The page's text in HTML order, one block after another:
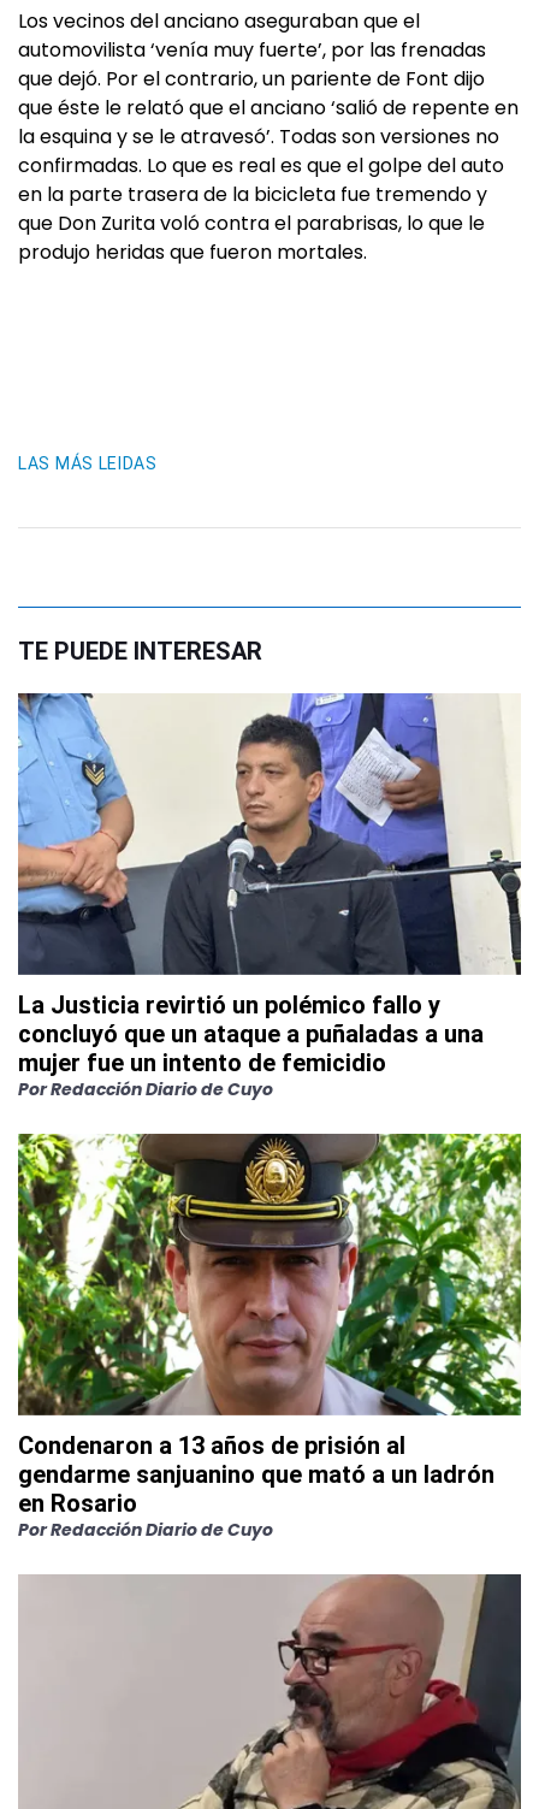
Los vecinos del anciano aseguraban que el
automovilista ‘venía muy fuerte’, por las frenadas
que dejó. Por el contrario, un pariente de Font dijo
que éste le relató que el anciano ‘salió de repente en
la esquina y se le atravesó’. Todas son versiones no
confirmadas. Lo que es real es que el golpe del auto
en la parte trasera de la bicicleta fue tremendo y
que Don Zurita voló contra el parabrisas, lo que le
produjo heridas que fueron mortales.
LAS MÁS LEIDAS
TE PUEDE INTERESAR
La Justicia revirtió un polémico fallo y
concluyó que un ataque a puñaladas a una
mujer fue un intento de femicidio
PorRedacción Diario de Cuyo
Condenaron a 13 años de prisión al
gendarme sanjuanino que mató a un ladrón
en Rosario
PorRedacción Diario de Cuyo